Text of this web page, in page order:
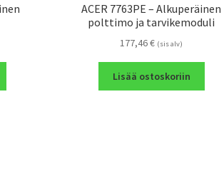
ACER 7763PE – Alkuperäinen
polttimo ja tarvikemoduli
177,46€ (sis alv)
Lisää ostoskoriin